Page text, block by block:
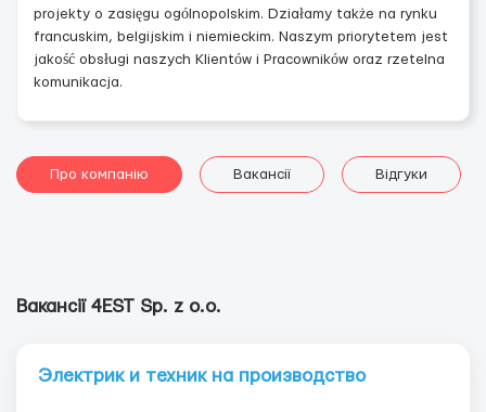
projekty o zasięgu ogólnopolskim. Działamy także na rynku
francuskim, belgijskim i niemieckim. Naszym priorytetem jest
jakość obsługi naszych Klientów i Pracowników oraz rzetelna
komunikacja.
Про компанію Вакансії Відгуки
Вакансії 4EST Sp. z o.o.
Электрик и техник на производство